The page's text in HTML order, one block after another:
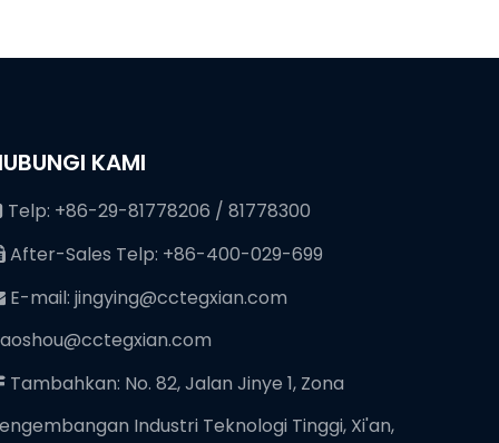
KAMI
Telp: +86-29-81778206 / 81778300
After-Sales Telp: +86-400-029-699
E-mail:jingying@cctegxian.com
Tambahkan: No. 82, Jalan Jinye 1, Zona
Industri Teknologi Tinggi, Xi'an,